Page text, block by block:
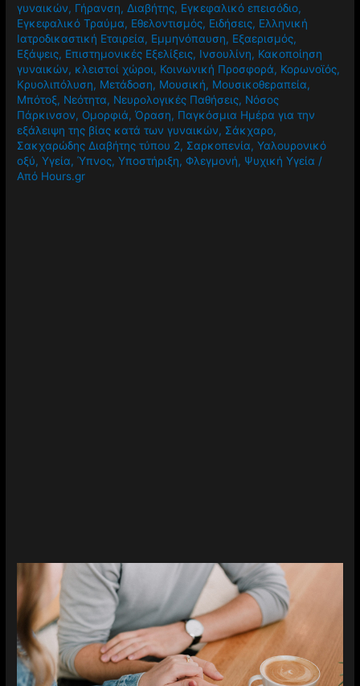
γυναικών, Γήρανση, Διαβήτης, Εγκεφαλικό επεισόδιο,
Εγκεφαλικό Τραύμα, Εθελοντισμός, Ειδήσεις, Ελληνική
Ιατροδικαστική Εταιρεία, Εμμηνόπαυση, Εξαερισμός,
Εξάψεις, Επιστημονικές Εξελίξεις, Ινσουλίνη, Κακοποίηση
γυναικών, κλειστοί χώροι, Κοινωνική Προσφορά, Κορωνοϊός,
Κρυολιπόλυση, Μετάδοση, Μουσική, Μουσικοθεραπεία,
Μπότοξ, Νεότητα, Νευρολογικές Παθήσεις, Νόσος
Πάρκινσον, Ομορφιά,Όραση, Παγκόσμια Ημέρα για την
εξάλειψη της βίας κατά των γυναικών, Σάκχαρο,
Σακχαρώδης Διαβήτης τύπου 2, Σαρκοπενία,Υαλουρονικό
οξύ,Υγεία,Ύπνος,Υποστήριξη,Φλεγμονή, Ψυχική Υγεία /
Από Hours.gr